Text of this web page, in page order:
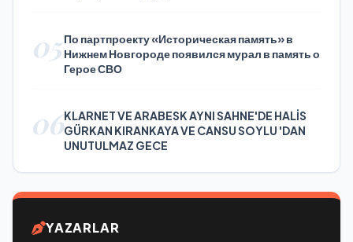
05По партпроекту «Историческая память» в
Нижнем Новгороде появился мурал в память о
Герое СВО
06KLARNET VE ARABESK AYNI SAHNE'DE HALİS
GÜRKAN KIRANKAYA VE CANSU SOYLU 'DAN
UNUTULMAZ GECE
YAZARLAR